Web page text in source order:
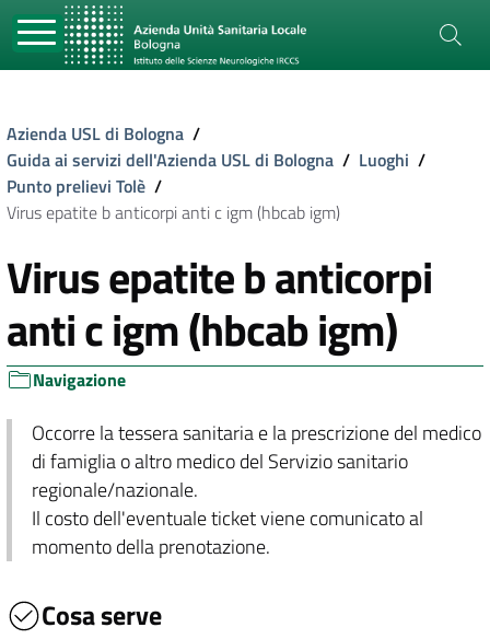
Azienda USL di Bologna /
Guida ai servizi dell'Azienda USL di Bologna / Luoghi /
Punto prelievi Tolè /
Virus epatite b anticorpi anti c igm (hbcab igm)
Virus epatite b anticorpi
anti c igm (hbcab igm)
Navigazione
Occorre la tessera sanitaria e la prescrizione del medico
di famiglia o altro medico del Servizio sanitario
regionale/nazionale.
Il costo dell'eventuale ticket viene comunicato al
momento della prenotazione.
Cosa serve